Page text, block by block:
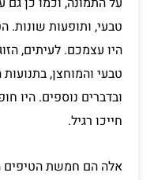
טבעי, ותופעות שונות.
היו עצמכם. לעיתים,
טבעי והמוחצן,
ובדברים נוספים. היו
חייכו רגיל.
אלה הם חמשת הטיפים